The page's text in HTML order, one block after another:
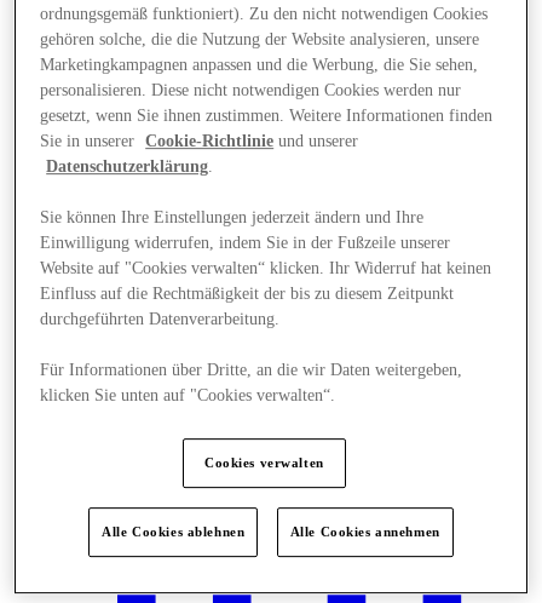
Angebote
ordnungsgemäß funktioniert). Zu den nicht notwendigen Cookies
gehören solche, die die Nutzung der Website analysieren, unsere
Marketingkampagnen anpassen und die Werbung, die Sie sehen,
personalisieren. Diese nicht notwendigen Cookies werden nur
gesetzt, wenn Sie ihnen zustimmen. Weitere Informationen finden
Sie in unserer
Cookie-Richtlinie und unserer
Datenschutzerklärung.
Sie können Ihre Einstellungen jederzeit ändern und Ihre
Einwilligung widerrufen, indem Sie in der Fußzeile unserer
Website auf "Cookies verwalten“ klicken. Ihr Widerruf hat keinen
Einfluss auf die Rechtmäßigkeit der bis zu diesem Zeitpunkt
durchgeführten Datenverarbeitung.
Für Informationen über Dritte, an die wir Daten weitergeben,
klicken Sie unten auf "Cookies verwalten“.
Cookies verwalten
Alle Cookies ablehnen Alle Cookies annehmen